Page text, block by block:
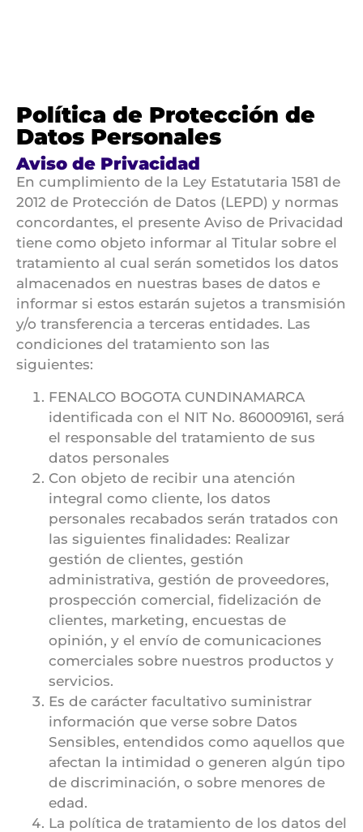
Política de Protección de
Datos Personales
Aviso de Privacidad
En cumplimiento de la Ley Estatutaria 1581 de
2012 de Protección de Datos (LEPD) y normas
concordantes, el presente Aviso de Privacidad
tiene como objeto informar al Titular sobre el
tratamiento al cual serán sometidos los datos
almacenados en nuestras bases de datos e
informar si estos estarán sujetos a transmisión
y/o transferencia a terceras entidades. Las
condiciones del tratamiento son las
siguientes:
FENALCO BOGOTA CUNDINAMARCA
identificada con el NIT No. 860009161, será
el responsable del tratamiento de sus
datos personales
Con objeto de recibir una atención
integral como cliente, los datos
personales recabados serán tratados con
las siguientes finalidades: Realizar
gestión de clientes, gestión
administrativa, gestión de proveedores,
prospección comercial, fidelización de
clientes, marketing, encuestas de
opinión, y el envío de comunicaciones
comerciales sobre nuestros productos y
servicios.
Es de carácter facultativo suministrar
información que verse sobre Datos
Sensibles, entendidos como aquellos que
afectan la intimidad o generen algún tipo
de discriminación, o sobre menores de
edad.
La política de tratamiento de los datos del